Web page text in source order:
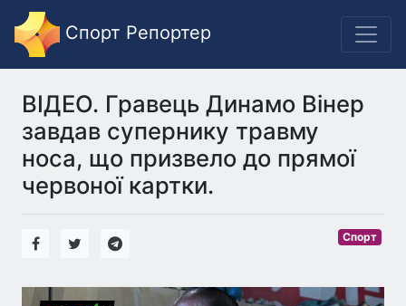
Спорт Репортер
ВІДЕО. Гравець Динамо Вінер
завдав супернику травму
носа, що призвело до прямої
червоної картки.
Спорт